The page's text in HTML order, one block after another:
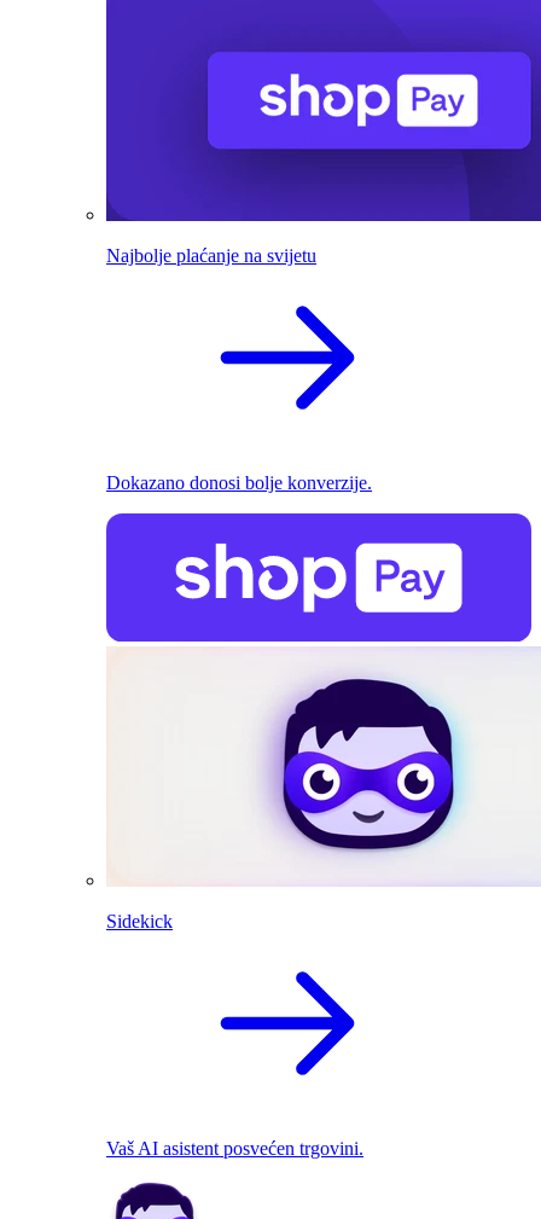
Najbolje plaćanje na svijetu
Dokazano donosi bolje konverzije.
Sidekick
Vaš AI asistent posvećen trgovini.